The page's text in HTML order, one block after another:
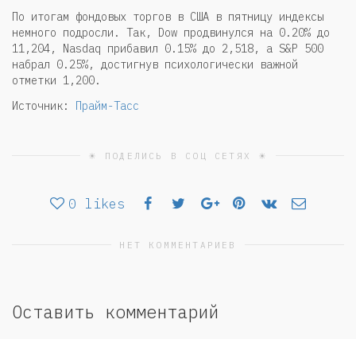
По итогам фондовых торгов в США в пятницу индексы
немного подросли. Так, Dow продвинулся на 0.20% до
11,204, Nasdaq прибавил 0.15% до 2,518, а S&P 500
набрал 0.25%, достигнув психологически важной
отметки 1,200.
Источник: Прайм-Тасс
☀ ПОДЕЛИСЬ В СОЦ СЕТЯХ ☀
0 likes
НЕТ КОММЕНТАРИЕВ
Оставить комментарий